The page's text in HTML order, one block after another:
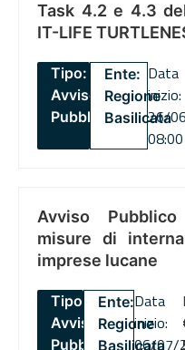
Task 4.2 e 4.3
IT-LIFE
Tipo:
Avviso
Pubblico
Ente:
Regione
Basilicata
Data
inizio:
26/
08:00
Avviso
misure di
imprese lucane
Tipo:
Avviso
Pubblico
Ente:
Regione
Basilicata
Data
inizio:
06/07/